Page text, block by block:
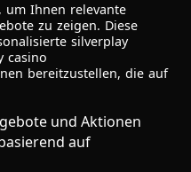
um Ihnen relevante
zu zeigen. Diese
silverplay
casino
bereitzustellen, die auf
und Aktionen
auf